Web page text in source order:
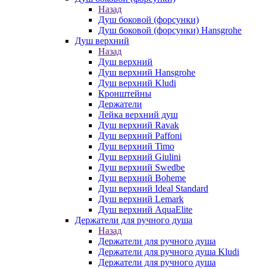
Назад
Душ боковой (форсунки)
Душ боковой (форсунки) Hansgrohe
Душ верхний
Назад
Душ верхний
Душ верхний Hansgrohe
Душ верхний Kludi
Кронштейны
Держатели
Лейка верхний душ
Душ верхний Ravak
Душ верхний Paffoni
Душ верхний Timo
Душ верхний Giulini
Душ верхний Swedbe
Душ верхний Boheme
Душ верхний Ideal Standard
Душ верхний Lemark
Душ верхний AquaElite
Держатели для ручного душа
Назад
Держатели для ручного душа
Держатели для ручного душа Kludi
Держатели для ручного душа